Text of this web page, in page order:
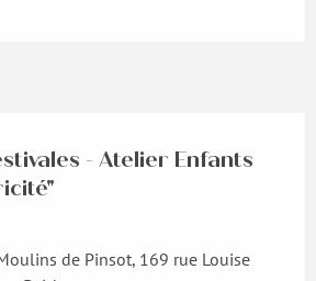
- Atelier Enfants
de Pinsot, 169 rue Louise